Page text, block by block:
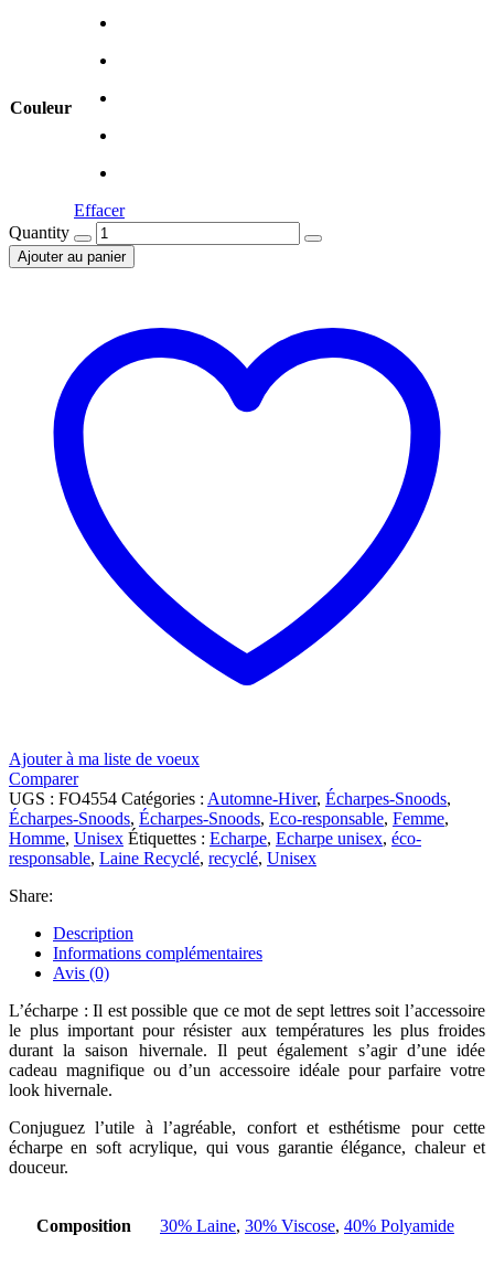
Couleur
Effacer
Quantity
Ajouter au panier
Ajouter à ma liste de voeux
Comparer
UGS : FO4554 Catégories : Automne-Hiver, Écharpes-Snoods,
Écharpes-Snoods, Écharpes-Snoods, Eco-responsable, Femme,
Homme, Unisex Étiquettes : Echarpe, Echarpe unisex, éco-
responsable, Laine Recyclé, recyclé, Unisex
Share:
Description
Informations complémentaires
Avis (0)
L’écharpe : Il est possible que ce mot de sept lettres soit l’accessoire
le plus important pour résister aux températures les plus froides
durant la saison hivernale. Il peut également s’agir d’une idée
cadeau magnifique ou d’un accessoire idéale pour parfaire votre
look hivernale.
Conjuguez l’utile à l’agréable, confort et esthétisme pour cette
écharpe en soft acrylique, qui vous garantie élégance, chaleur et
douceur.
Composition 30% Laine, 30% Viscose, 40% Polyamide